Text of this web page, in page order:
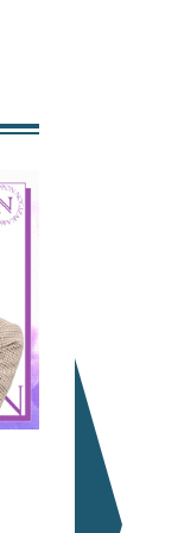
8月1日 05:00放
徳光和夫 とくモ